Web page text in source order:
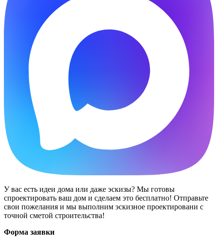
У вас есть идеи дома или даже эскизы? Мы готовы
спроектировать ваш дом и сделаем это бесплатно! Отправьте
свои пожелания и мы выполним эскизное проектировани с
точной сметой строительства!
Форма заявки